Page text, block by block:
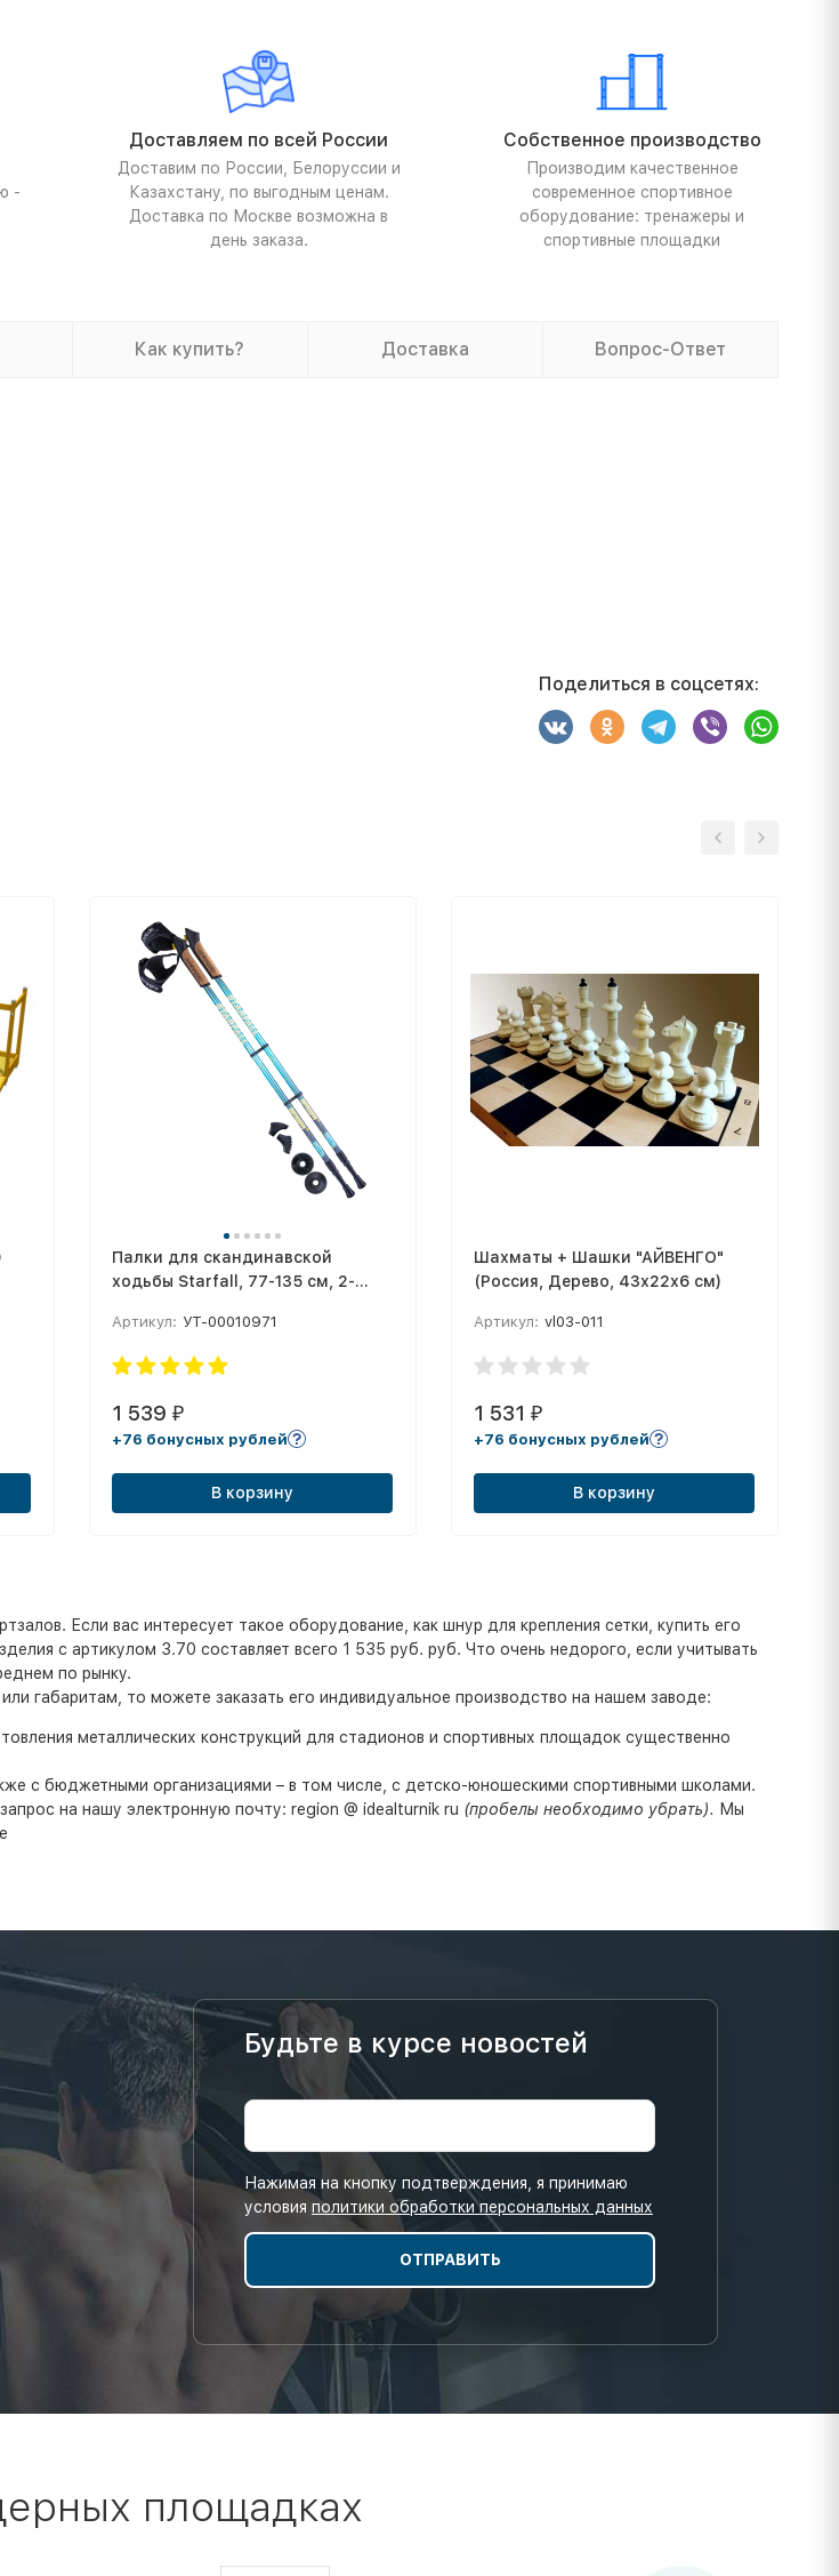
-
Доставляем по всей России
Доставим по России, Белоруссии и
Казахстану, по выгодным ценам.
Доставка по Москве возможна в
день заказа.
Собственное производство
Производим качественное
современное спортивное
оборудование: тренажеры и
спортивные площадки
Как купить? Доставка Вопрос-Ответ
Поделиться в соцсетях:
Палки для скандинавской
ходьбы Starfall, 77-135 см, 2-
жёлтый
Артикул: УТ-00010971
1 539 ₽
+76 бонусных рублей
В корзину
Шахматы + Шашки "АЙВЕНГО"
(Россия, Дерево, 43х22х6 см)
Артикул: vl03-011
1 531 ₽
+76 бонусных рублей
В корзину
Если вас интересует такое оборудование, как шнур для крепления сетки, купить его
с артикулом 3.70 составляет всего 1 535 руб. руб. Что очень недорого, если учитывать
по рынку.
габаритам, то можете заказать его индивидуальное производство на нашем заводе:
металлических конструкций для стадионов и спортивных площадок существенно
с бюджетными организациями – в том числе, с детско-юношескими спортивными школами.
на нашу электронную почту: region @ idealturnik ru (пробелы необходимо убрать). Мы
Будьте в курсе новостей
Нажимая на кнопку подтверждения, я принимаю
условия политики обработки персональных данных
площадках